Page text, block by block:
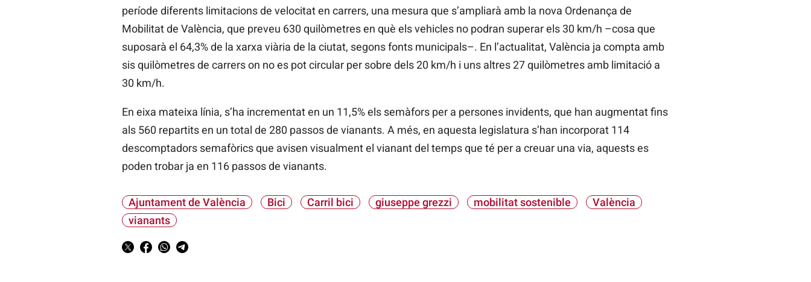
període diferents limitacions de velocitat en carrers, una mesura que s’ampliarà amb la nova Ordenança de
Mobilitat de València, que preveu 630 quilòmetres en què els vehicles no podran superar els 30 km/h –cosa que
suposarà el 64,3% de la xarxa viària de la ciutat, segons fonts municipals–. En l’actualitat, València ja compta amb
sis quilòmetres de carrers on no es pot circular per sobre dels 20 km/h i uns altres 27 quilòmetres amb limitació a
30 km/h.
En eixa mateixa línia, s’ha incrementat en un 11,5% els semàfors per a persones invidents, que han augmentat fins
als 560 repartits en un total de 280 passos de vianants. A més, en aquesta legislatura s’han incorporat 114
descomptadors semafòrics que avisen visualment el vianant del temps que té per a creuar una via, aquests es
poden trobar ja en 116 passos de vianants.
Ajuntament de València Bici Carril bici giuseppe grezzi mobilitat sostenible
València
vianants